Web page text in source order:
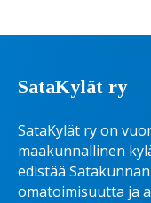
SataKylät ry
SataKylät ry on
maakunnallinen
edistää
omatoimisuutta ja